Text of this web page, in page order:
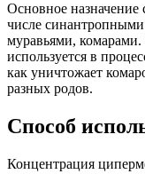
Основное
числе
муравьями,
используется в
как уничтожает
разных родов.
Способ
Концентрация